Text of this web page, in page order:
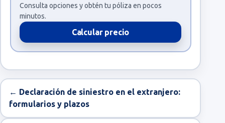
Consulta opciones y obtén tu póliza en pocos
minutos.
Calcular precio
← Declaración de siniestro en el extranjero:
formularios y plazos